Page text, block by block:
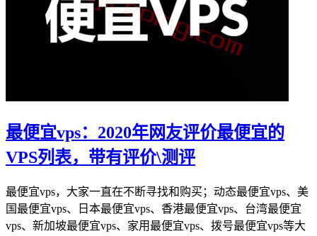
最便宜vps：2020年网友评价最便宜的
VPS列表，带有评价\测评
最便宜vps，大家一直在不断寻找和购买；动态最便宜vps、美
国最便宜vps、日本最便宜vps、香港最便宜vps、台湾最便宜
vps、新加坡最便宜vps、家用最便宜vps、拨号最便宜vps等大